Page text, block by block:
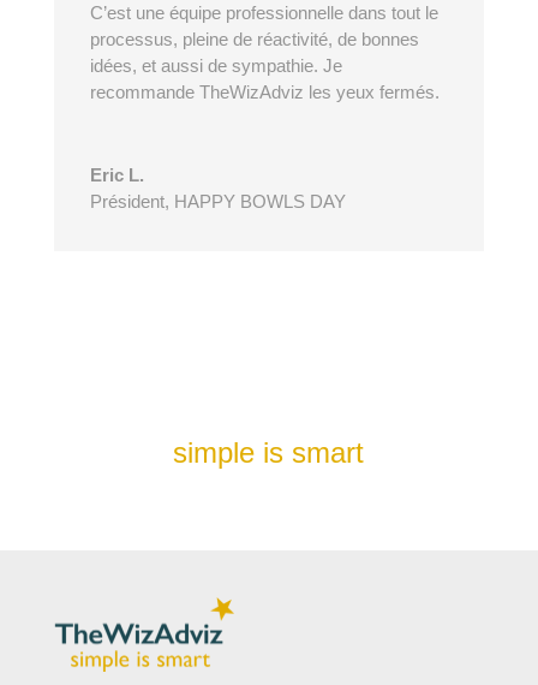
C’est une équipe professionnelle dans tout le
processus, pleine de réactivité, de bonnes
idées, et aussi de sympathie. Je
recommande TheWizAdviz les yeux fermés.
Eric L.
Président, HAPPY BOWLS DAY
simple is smart